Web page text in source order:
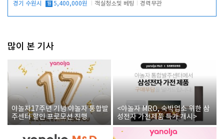
경기 수원시 월 5,400,000원 객실청소및 베팅 경력무관
많이 본 기사
야놀자17주년 기념 야놀자 통합발
주센터 할인 프로모션 진행
<야놀자 MRO, 숙박업소 위한 삼
성전자 가전제품 특가 개시>